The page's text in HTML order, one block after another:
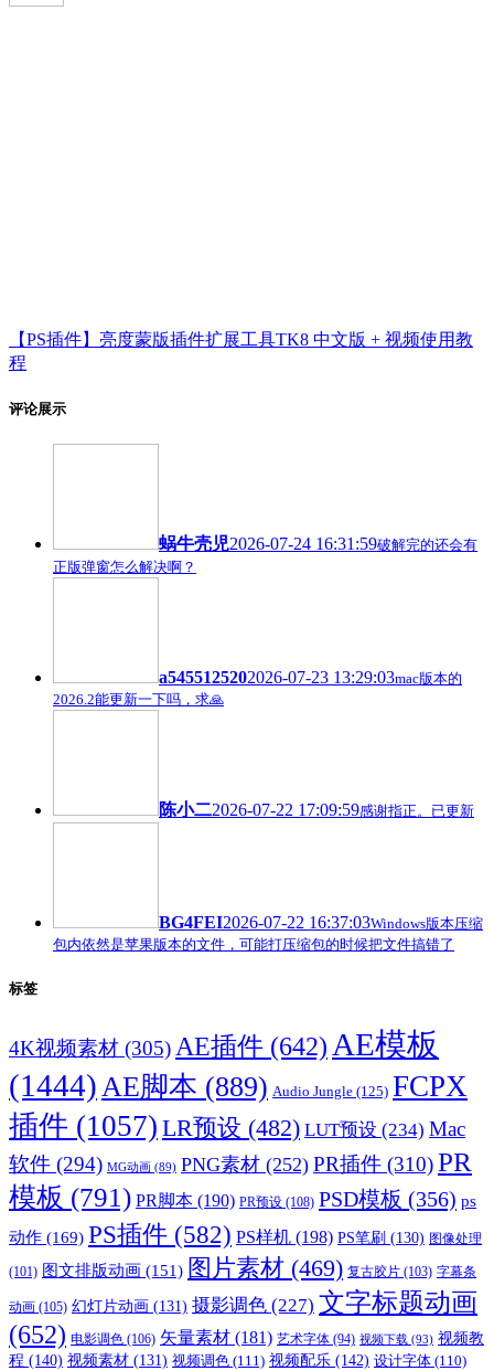
【PS插件】亮度蒙版插件扩展工具TK8 中文版 + 视频使用教
程
评论展示
蜗牛壳児2026-07-24 16:31:59破解完的还会有
正版弹窗怎么解决啊？
a5455125202026-07-23 13:29:03mac版本的
2026.2能更新一下吗，求🙏
陈小二2026-07-22 17:09:59感谢指正。已更新
BG4FEI2026-07-22 16:37:03Windows版本压缩
包内依然是苹果版本的文件，可能打压缩包的时候把文件搞错了
标签
4K视频素材 (305)AE插件 (642) AE模板
(1444)AE脚本 (889) Audio Jungle (125) FCPX
插件 (1057) LR预设 (482) LUT预设 (234) Mac
软件 (294) MG动画 (89) PNG素材 (252) PR插件 (310)PR
模板 (791) PR脚本 (190) PR预设 (108) PSD模板 (356) ps
动作 (169) PS插件 (582) PS样机 (198) PS笔刷 (130) 图像处理
(101) 图文排版动画 (151) 图片素材 (469) 复古胶片 (103) 字幕条
动画 (105) 幻灯片动画 (131) 摄影调色 (227) 文字标题动画
(652) 电影调色 (106) 矢量素材 (181) 艺术字体 (94) 视频下载 (93) 视频教
程 (140) 视频素材 (131) 视频调色 (111) 视频配乐 (142) 设计字体 (110)